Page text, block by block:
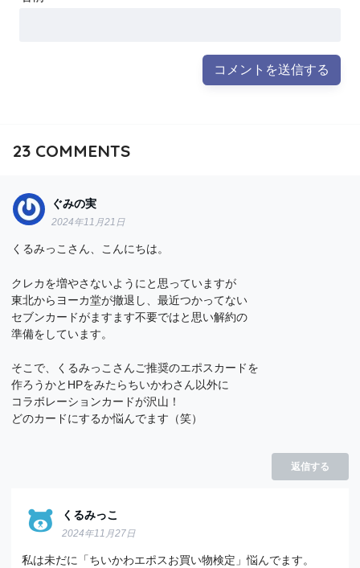
23COMMENTS
ぐみの実
2024年11月21日
くるみっこさん、こんにちは。
クレカを増やさないようにと思っていますが
東北からヨーカ堂が撤退し、最近つかってない
セブンカードがますます不要ではと思い解約の
準備をしています。
そこで、くるみっこさんご推奨のエポスカードを
作ろうかとHPをみたらちいかわさん以外に
コラボレーションカードが沢山！
どのカードにするか悩んでます（笑）
返信する
くるみっこ
2024年11月27日
私は未だに「ちいかわエポスお買い物検定」悩んでます。